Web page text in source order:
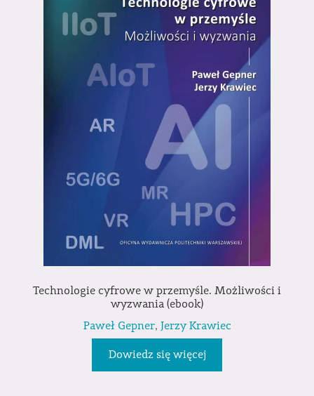
Technologie cyfrowe w przemyśle. Możliwości i
wyzwania (ebook)
Paweł Gepner, Jerzy Krawiec
Dowiedz się więcej